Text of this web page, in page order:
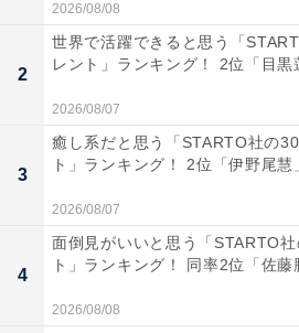
2026/08/08
2
世界で活躍できると思う「
レント」ランキング！ 2位「目黒
2026/08/07
3
癒し系だと思う「STARTO社の
ト」ランキング！ 2位「伊野尾慧
2026/08/07
4
面倒見がいいと思う「STARTO
ト」ランキング！ 同率2位「佐藤
2026/08/08